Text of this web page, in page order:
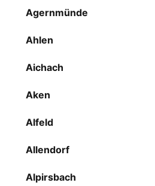
Agernmünde
Ahlen
Aichach
Aken
Alfeld
Allendorf
Alpirsbach